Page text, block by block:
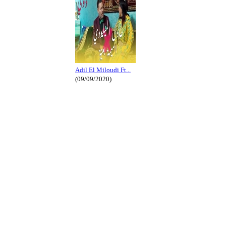
Adil El Miloudi Ft...
(09/09/2020)